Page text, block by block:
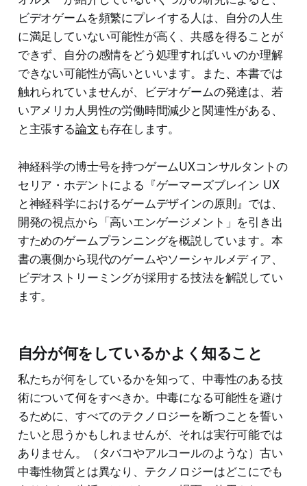
ビデオゲームを頻繁にプレイする人は、自分の人生
に満足していない可能性が高く、共感を得ることが
できず、自分の感情をどう処理すればいいのか理解
できない可能性が高いといいます。また、本書では
触れられていませんが、ビデオゲームの発達は、若
いアメリカ人男性の労働時間減少と関連性がある、
と主張する論文 も存在します。
神経科学の博士号を持つゲームUXコンサルタントの
セリア・ホデントによる『ゲーマーズブレイン UX
と神経科学におけるゲームデザインの原則』では、
開発の視点から「高いエンゲージメント」を引き出
すためのゲームプランニングを概説しています。本
書の裏側から現代のゲームやソーシャルメディア、
ビデオストリーミングが採用する技法を解説してい
ます。
自分が何をしているかよく知ること
私たちが何をしているかを知って、中毒性のある技
術について何をすべきか。中毒になる可能性を避け
るために、すべてのテクノロジーを断つことを誓い
たいと思うかもしれませんが、それは実行可能では
ありません。（タバコやアルコールのような）古い
中毒性物質とは異なり、テクノロジーはどこにでも